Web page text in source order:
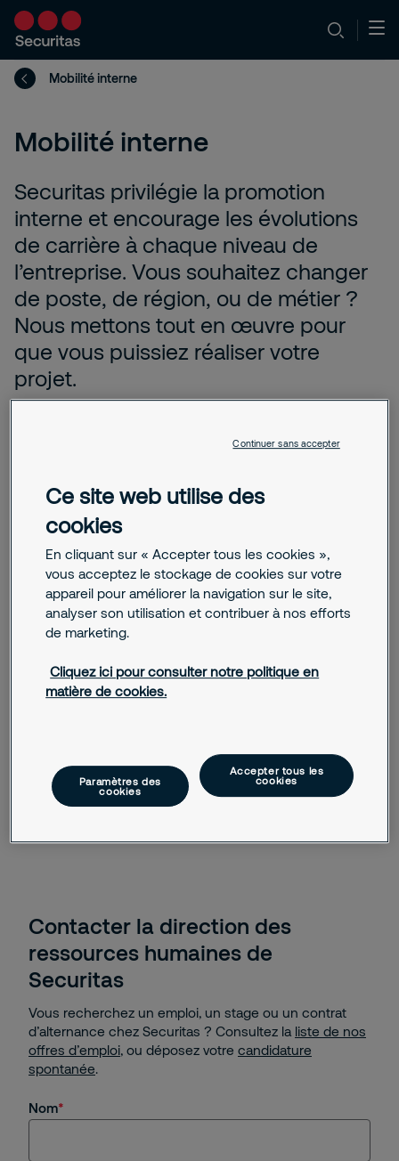
Mobilité interne
Mobilité interne
Securitas privilégie la promotion
interne et encourage les évolutions
de carrière à chaque niveau de
l’entreprise. Vous souhaitez changer
de poste, de région, ou de métier ?
Nous mettons tout en œuvre pour
que vous puissiez réaliser votre
projet.
Avec plus de 50 métiers répartis dans 150 agences sur le
territoire national, les opportunités de mobilité sont
nombreuses.
Vous avez un projet professionnel et l’ambition de
contribuer au développement de Securitas ? RH, managers,
recruteurs, nous sommes tous à votre écoute !
fonction, de poste ou de localisation au sein du groupe
Securitas.
et cliquez sur « Ma mobilité
interne » dans la rubrique « Liens de l’entreprise ».
Contacter la direction des
ressources humaines de
Securitas
Vous recherchez un emploi, un stage ou un contrat
d’alternance chez Securitas ? Consultez la liste de nos
offres d’emploi, ou déposez votre candidature
spontanée.
Nom
Ce site web utilise des
cookies
En cliquant sur « Accepter tous les cookies »,
vous acceptez le stockage de cookies sur votre
appareil pour améliorer la navigation sur le site,
analyser son utilisation et contribuer à nos efforts
de marketing.
Cliquez ici pour consulter notre politique en
matière de cookies.
Paramètres des
cookies
Accepter tous les
cookies
Continuer sans accepter